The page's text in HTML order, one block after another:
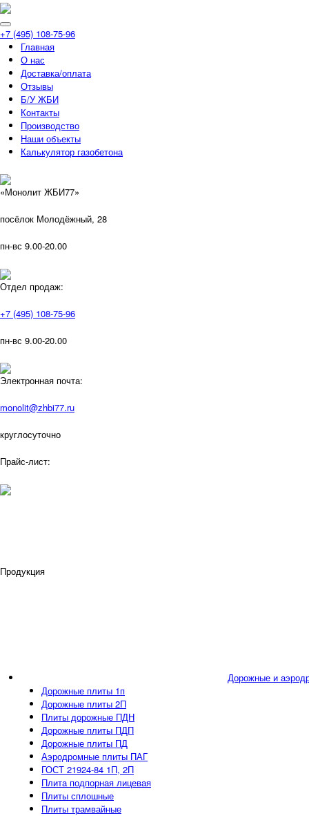
+7 (495) 108-75-96
Главная
О нас
Доставка/оплата
Отзывы
Б/У ЖБИ
Контакты
Производство
Наши объекты
Калькулятор газобетона
«Монолит ЖБИ77»
посёлок Молодёжный, 28
пн-вс 9.00-20.00
Отдел продаж:
+7 (495) 108-75-96
пн-вс 9.00-20.00
Электронная почта:
monolit@zhbi77.ru
круглосуточно
Прайс-лист:
Продукция
Дорожные и
Дорожные плиты 1п
Дорожные плиты 2П
Плиты дорожные ПДН
Дорожные плиты ПДП
Дорожные плиты ПД
Аэродромные плиты ПАГ
ГОСТ 21924-84 1П, 2П
Плита подпорная лицевая
Плиты сплошные
Плиты трамвайные